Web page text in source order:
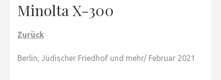
Minolta X-300
Zurück
Berlin, Jüdischer Friedhof und mehr/ Februar 2021